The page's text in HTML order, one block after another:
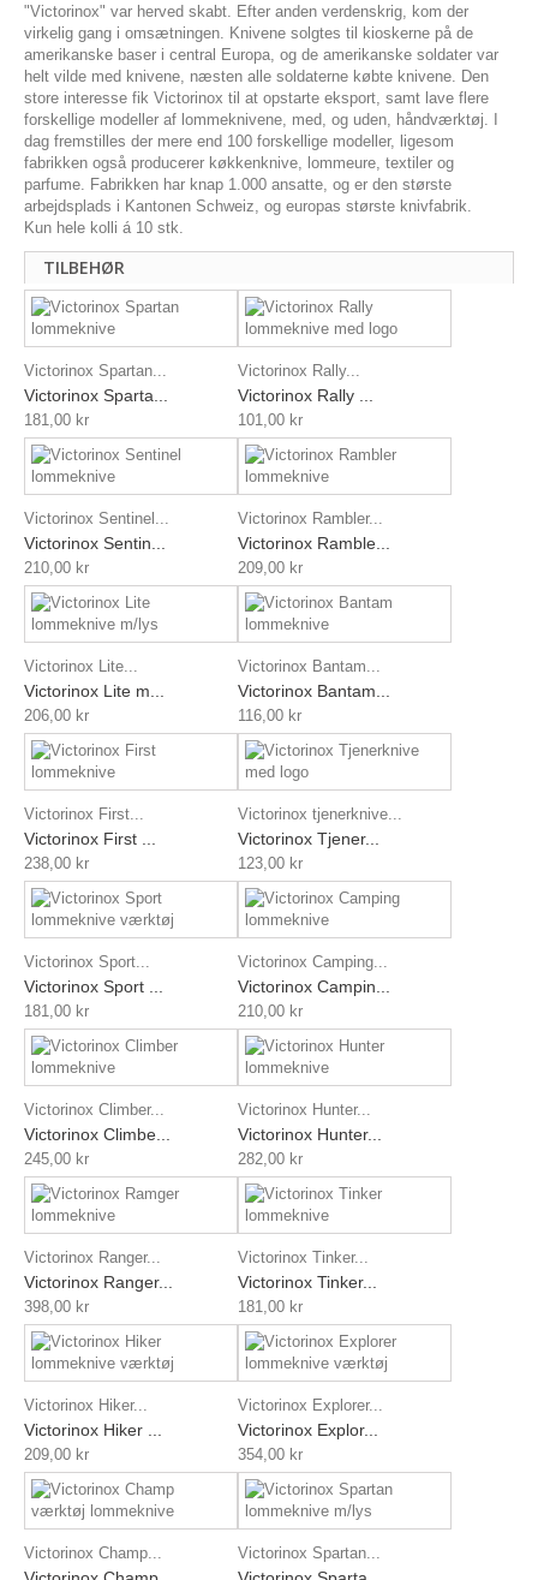
"Victorinox" var herved skabt. Efter anden verdenskrig, kom der
virkelig gang i omsætningen. Knivene solgtes til kioskerne på de
amerikanske baser i central Europa, og de amerikanske soldater var
helt vilde med knivene, næsten alle soldaterne købte knivene. Den
store interesse fik Victorinox til at opstarte eksport, samt lave flere
forskellige modeller af lommeknivene, med, og uden, håndværktøj. I
dag fremstilles der mere end 100 forskellige modeller, ligesom
fabrikken også producerer køkkenknive, lommeure, textiler og
parfume. Fabrikken har knap 1.000 ansatte, og er den største
arbejdsplads i Kantonen Schweiz, og europas største knivfabrik.
Kun hele kolli á 10 stk.
TILBEHØR
Victorinox Spartan...
Victorinox Sparta...
181,00 kr
Victorinox Rally...
Victorinox Rally ...
101,00 kr
Victorinox Sentinel...
Victorinox Sentin...
210,00 kr
Victorinox Rambler...
Victorinox Ramble...
209,00 kr
Victorinox Lite...
Victorinox Lite m...
206,00 kr
Victorinox Bantam...
Victorinox Bantam...
116,00 kr
Victorinox First...
Victorinox First ...
238,00 kr
Victorinox tjenerknive...
Victorinox Tjener...
123,00 kr
Victorinox Sport...
Victorinox Sport ...
181,00 kr
Victorinox Camping...
Victorinox Campin...
210,00 kr
Victorinox Climber...
Victorinox Climbe...
245,00 kr
Victorinox Hunter...
Victorinox Hunter...
282,00 kr
Victorinox Ranger...
Victorinox Ranger...
398,00 kr
Victorinox Tinker...
Victorinox Tinker...
181,00 kr
Victorinox Hiker...
Victorinox Hiker ...
209,00 kr
Victorinox Explorer...
Victorinox Explor...
354,00 kr
Victorinox Champ... Victorinox Spartan...